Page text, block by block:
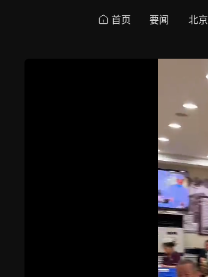
首页 要闻 北京